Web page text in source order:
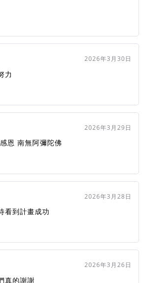
2026年3月30日
力
2026年3月29日
恩 南無阿彌陀佛
2026年3月28日
看到計畫成功
2026年3月26日
真的謝謝